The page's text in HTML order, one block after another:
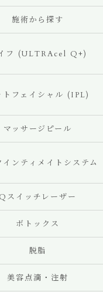
施術から探す
フ (ULTRAcel Q+)
トフェイシャル (IPL)
マッサージピール
インティメイトシステム
Qスイッチレーザー
ボトックス
脱脂
美容点滴・注射